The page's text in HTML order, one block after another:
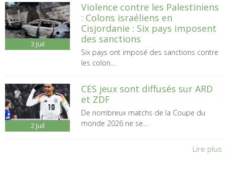
3 Juil
Violence contre les Palestiniens
: Colons israéliens en
Cisjordanie : Six pays imposent
des sanctions
Six pays ont imposé des sanctions contre
les colon...
2 Juil
CES jeux sont diffusés sur ARD
et ZDF
De nombreux matchs de la Coupe du
monde 2026 ne se...
Lire plus